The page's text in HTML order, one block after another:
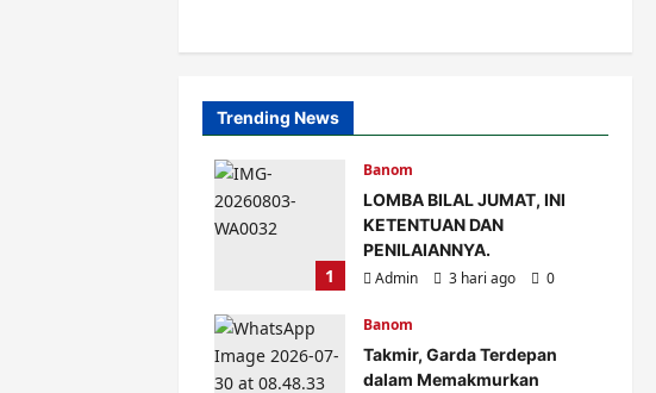
Trending News
1
Banom
LOMBA BILAL JUMAT, INI
KETENTUAN DAN
PENILAIANNYA.
Admin
3 hari ago 0
Banom
Takmir, Garda Terdepan
dalam Memakmurkan